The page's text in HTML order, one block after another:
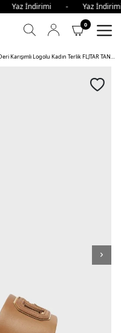
İndirimi - Yaz
0
Guess Tarisha Deri Karışımlı Logolu Kadın Terlik FLJTAR TANGO